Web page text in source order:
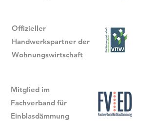
Offizieller
Handwerkspartner der
Wohnungswirtschaft
Mitglied im
Fachverband für
Einblasdämmung